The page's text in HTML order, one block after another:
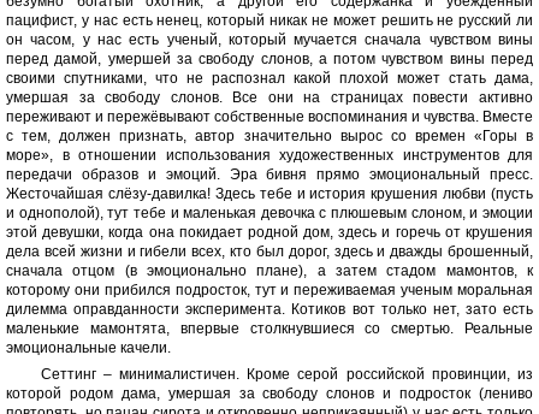
пацифист, у нас есть ненец, который никак не может решить не русский ли
он часом, у нас есть ученый, который мучается сначала чувством вины
перед дамой, умершей за свободу слонов, а потом чувством вины перед
своими спутниками, что не распознал какой плохой может стать дама,
умершая за свободу слонов. Все они на страницах повести активно
переживают и пережёвывают собственные воспоминания и чувства. Вместе
с тем, должен признать, автор значительно вырос со времен «Горы в
море», в отношении использования художественных инструментов для
передачи образов и эмоций. Эра бивня прямо эмоциональный пресс.
Жесточайшая слёзу-давилка! Здесь тебе и история крушения любви (пусть
и однополой), тут тебе и маленькая девочка с плюшевым слоном, и эмоции
этой девушки, когда она покидает родной дом, здесь и горечь от крушения
дела всей жизни и гибели всех, кто был дорог, здесь и дважды брошенный,
сначала отцом (в эмоционально плане), а затем стадом мамонтов, к
которому они прибился подросток, тут и переживаемая ученым моральная
дилемма оправданности эксперимента. Котиков вот только нет, зато есть
маленькие мамонтята, впервые столкнувшиеся со смертью. Реальные
эмоциональные качели.
Сеттинг – минималистичен. Кроме серой российской провинции, из
которой родом дама, умершая за свободу слонов и подросток (лениво